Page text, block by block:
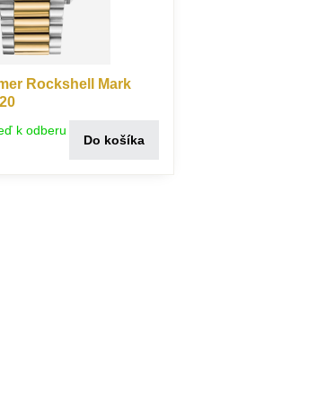
Rockshell Mark
k odberu
Do košíka